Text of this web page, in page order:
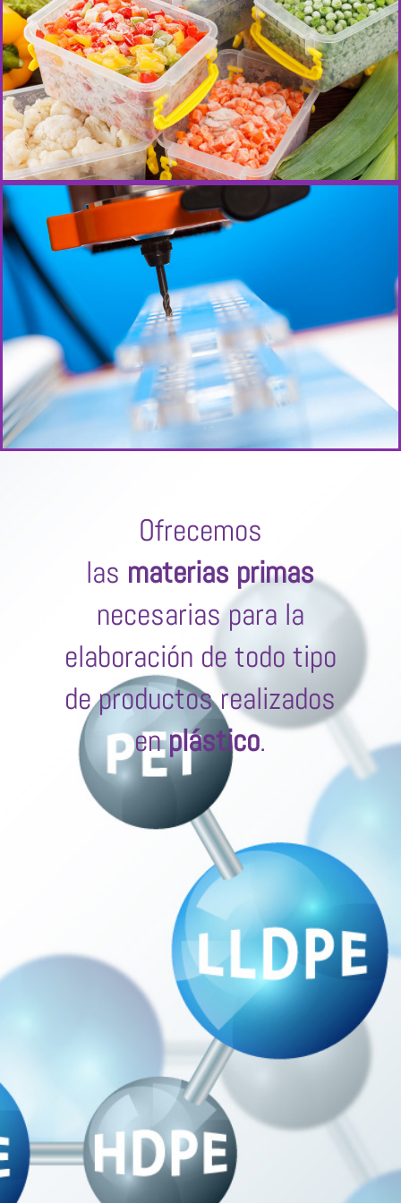
Ofrecemos
las materias primas
necesarias para la
elaboración de todo tipo
de productos realizados
enplástico.